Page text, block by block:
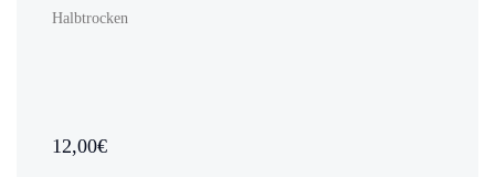
Halbtrocken
12,00€